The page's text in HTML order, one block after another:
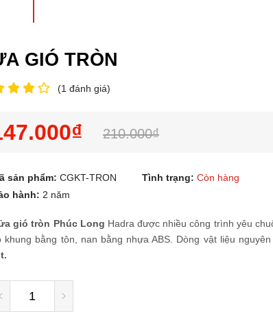
GIÓ TRÒN
(1 đánh giá)
210.000₫
sản phẩm:CGKT-TRON Tình trạng: Còn hàng
hành: 2 năm
gió tròn Phúc Long Hadra được nhiều công trình yêu
khung bằng tôn, nan bằng nhựa ABS. Dòng vật liệu